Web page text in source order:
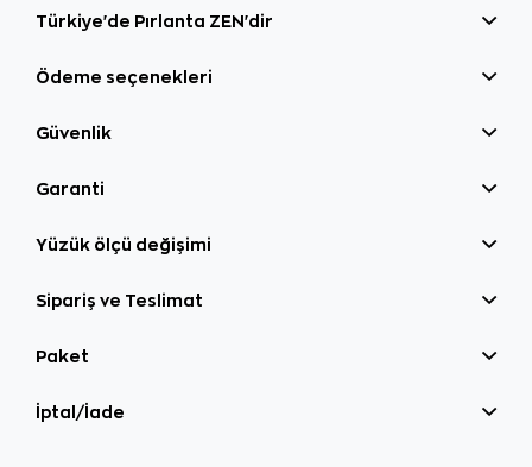
Türkiye'de Pırlanta ZEN'dir
Ödeme seçenekleri
Güvenlik
Garanti
Yüzük ölçü değişimi
Sipariş ve Teslimat
Paket
İptal/İade